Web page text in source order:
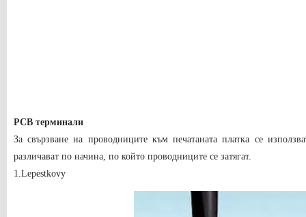
PCB терминали
За свързване на проводниците към печатаната платка се
различават по начина, по който проводниците се затягат.
1.Lepestkovy